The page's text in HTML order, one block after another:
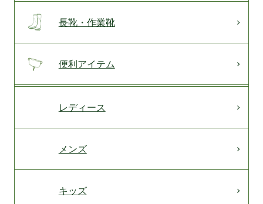
長靴・作業靴
便利アイテム
レディース
メンズ
キッズ